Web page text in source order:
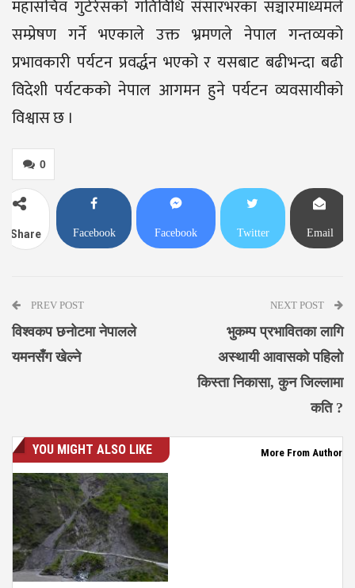
महासचिव गुटेरेसको गतिविधि संसारभरका सञ्चारमाध्यमले
सम्प्रेषण गर्ने भएकाले उक्त भ्रमणले नेपाल गन्तव्यको
प्रभावकारी पर्यटन प्रवर्द्धन भएको र यसबाट बढीभन्दा बढी
विदेशी पर्यटकको नेपाल आगमन हुने पर्यटन व्यवसायीको
विश्वास छ ।
0
Share Facebook Facebook Twitter Email
PREV POST
विश्वकप छनोटमा नेपालले
यमनसँग खेल्ने
NEXT POST
भुकम्प प्रभावितका लागि
अस्थायी आवासको पहिलो
किस्ता निकासा, कुन जिल्लामा
कति ?
YOU MIGHT ALSO LIKE More From Author